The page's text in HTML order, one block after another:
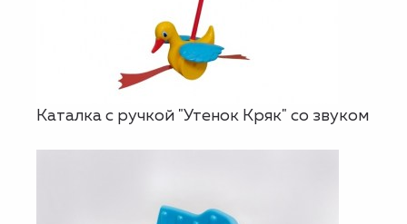
Каталка с ручкой "Утенок Кряк" со звуком